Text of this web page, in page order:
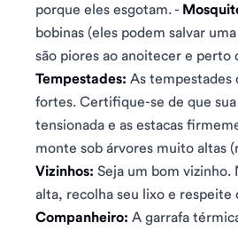
porque eles esgotam. -
bobinas (eles podem salvar
são piores ao anoitecer e perto
Tempestades: As tempestades
fortes. Certifique-se de que
tensionada e as estacas
monte sob árvores muito altas
Vizinhos: Seja um bom vizinho.
alta, recolha seu lixo e respeite
Companheiro: A garrafa